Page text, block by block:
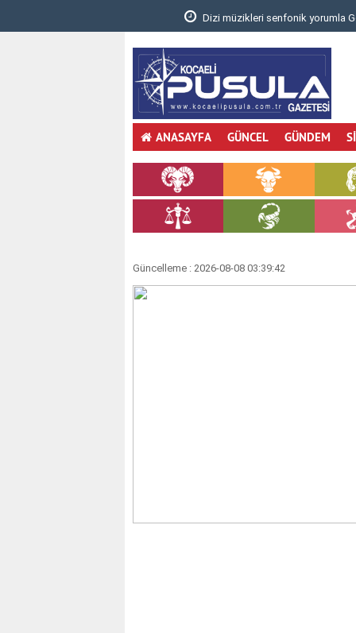
Dizi müzikleri senfonik yorumla
ANASAYFA GÜNCEL GÜNDEM
Güncelleme : 2026-08-08 03:39:42